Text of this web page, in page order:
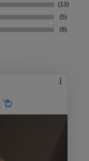
(13)
(5)
(8)